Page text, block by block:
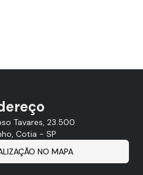
Tavares, 23.500
Cotia - SP
NO MAPA